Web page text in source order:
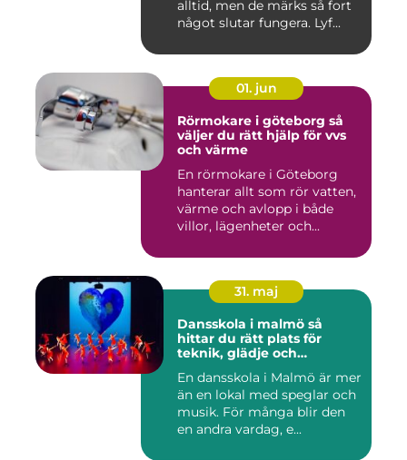
alltid, men de märks så fort
något slutar fungera. Lyf...
01. jun
Rörmokare i göteborg så
väljer du rätt hjälp för vvs
och värme
En rörmokare i Göteborg
hanterar allt som rör vatten,
värme och avlopp i både
villor, lägenheter och...
31. maj
Dansskola i malmö så
hittar du rätt plats för
teknik, glädje och
En dansskola i Malmö är mer
än en lokal med speglar och
musik. För många blir den
en andra vardag, e...